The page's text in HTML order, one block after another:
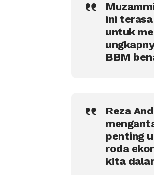
ini
untuk
BBM
Reza
penting
roda
kita